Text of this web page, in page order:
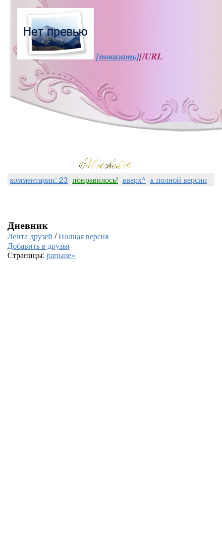
[показать][/URL
комментарии: 23 понравилось! вверх^ к полной версии
Дневник
Лента друзей /Полная версия
Добавить в друзья
Страницы: раньше»